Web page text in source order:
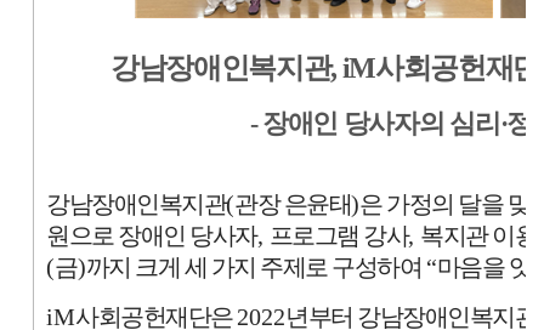
강남장애인복지관, iM사회공헌재
-장애인 당사자의 심리 ·정
강남장애인복지관(관장 은윤태)은 가정의 달을 맞
원으로 장애인 당사자, 프로그램 강사, 복지관 이
(금)까지 크게 세 가지 주제로 구성하여 “마음을 잇
iM사회공헌재단은2022년부터 강남장애인복지